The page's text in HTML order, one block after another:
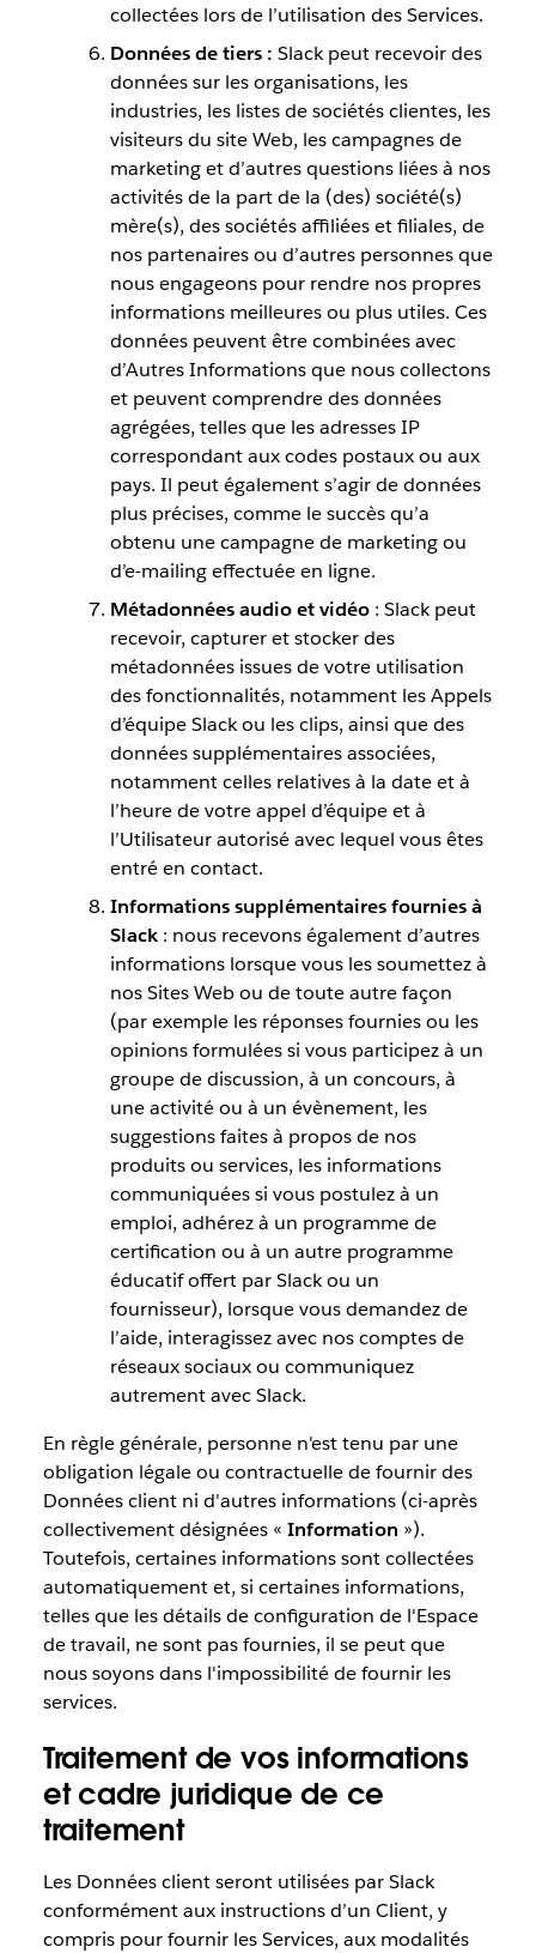
collectées lors de l’utilisation des Services.
Données de tiers : Slack peut recevoir des
données sur les organisations, les
industries, les listes de sociétés clientes, les
visiteurs du site Web, les campagnes de
marketing et d’autres questions liées à nos
activités de la part de la (des) société(s)
mère(s), des sociétés affiliées et filiales, de
nos partenaires ou d’autres personnes que
nous engageons pour rendre nos propres
informations meilleures ou plus utiles. Ces
données peuvent être combinées avec
d’Autres Informations que nous collectons
et peuvent comprendre des données
agrégées, telles que les adresses IP
correspondant aux codes postaux ou aux
pays. Il peut également s’agir de données
plus précises, comme le succès qu’a
obtenu une campagne de marketing ou
d’e-mailing effectuée en ligne.
Métadonnées audio et vidéo: Slack peut
recevoir, capturer et stocker des
métadonnées issues de votre utilisation
des fonctionnalités, notamment les Appels
d’équipe Slack ou les clips, ainsi que des
données supplémentaires associées,
notamment celles relatives à la date et à
l’heure de votre appel d’équipe et à
l’Utilisateur autorisé avec lequel vous êtes
entré en contact.
Informations supplémentaires fournies à
Slack: nous recevons également d’autres
informations lorsque vous les soumettez à
nos Sites Web ou de toute autre façon
(par exemple les réponses fournies ou les
opinions formulées si vous participez à un
groupe de discussion, à un concours, à
une activité ou à un évènement, les
suggestions faites à propos de nos
produits ou services, les informations
communiquées si vous postulez à un
emploi, adhérez à un programme de
certification ou à un autre programme
éducatif offert par Slack ou un
fournisseur), lorsque vous demandez de
l’aide, interagissez avec nos comptes de
réseaux sociaux ou communiquez
autrement avec Slack.
En règle générale, personne n'est tenu par une
obligation légale ou contractuelle de fournir des
Données client ni d'autres informations (ci-après
collectivement désignées « Information »).
Toutefois, certaines informations sont collectées
automatiquement et, si certaines informations,
telles que les détails de configuration de l'Espace
de travail, ne sont pas fournies, il se peut que
nous soyons dans l'impossibilité de fournir les
services.
Traitement de vos informations
et cadre juridique de ce
traitement
Les Données client seront utilisées par Slack
conformément aux instructions d’un Client, y
compris pour fournir les Services, aux modalités